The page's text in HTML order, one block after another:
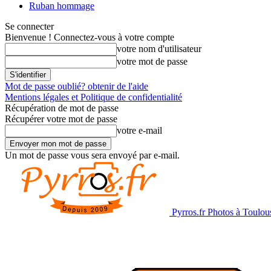
Ruban hommage
Se connecter
Bienvenue ! Connectez-vous à votre compte
votre nom d'utilisateur
votre mot de passe
Mot de passe oublié? obtenir de l'aide
Mentions légales et Politique de confidentialité
Récupération de mot de passe
Récupérer votre mot de passe
votre e-mail
Un mot de passe vous sera envoyé par e-mail.
Pyrros.fr Photos à